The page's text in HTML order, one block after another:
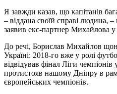
Я завжди казав, що капітанів
– віддана своїй справі людина,
заявив екс-партнер Михайлова
До речі, Борислав Михайлов
Україні: 2018-го вже у ролі
відвідував фінал Ліги
протистояв нашому Дніпру в
європейських чемпіонів.